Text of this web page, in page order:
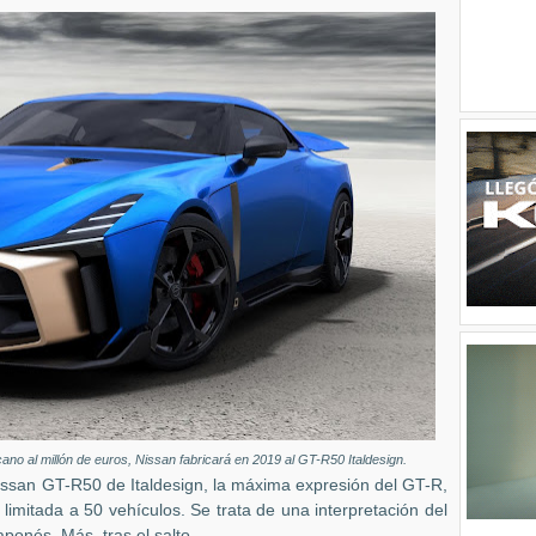
al millón de euros, Nissan fabricará en 2019 al GT-R50 Italdesign.
GT-R50 de Italdesign, la máxima expresión del GT-R,
a 50 vehículos. Se trata de una interpretación del